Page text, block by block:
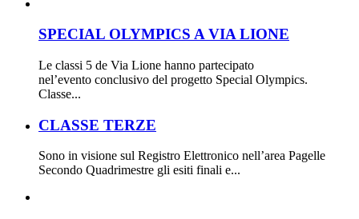
SPECIAL OLYMPICS A VIA LIONE
Le classi 5 de Via Lione hanno partecipato
nel’evento conclusivo del progetto Special Olympics.
Classe...
CLASSE TERZE
Sono in visione sul Registro Elettronico nell’area Pagelle
Secondo Quadrimestre gli esiti finali e...